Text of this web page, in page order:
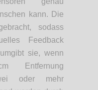
kann. Die
sodass
Feedback
sie, wenn
Entfernung
oder mehr